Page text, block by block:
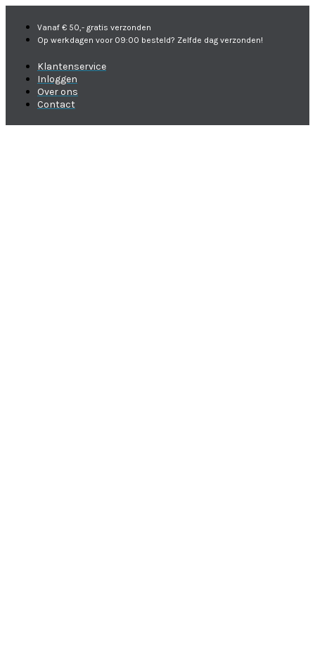
Vanaf € 50,- gratis verzonden
Op werkdagen voor 09:00 besteld? Zelfde dag verzonden!
Klantenservice
Inloggen
Over ons
Contact